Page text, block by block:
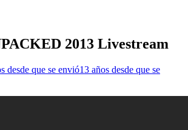
2013 Livestream
desde que se envió13 años desde que se